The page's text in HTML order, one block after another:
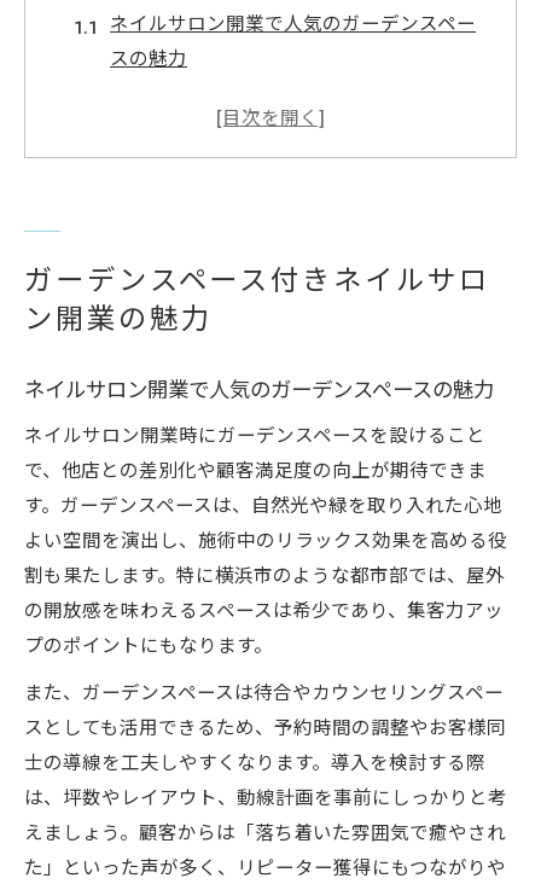
ネイルサロン開業で人気のガーデンスペー
スの魅力
する方法
シェアサロン利用時のガーデンスペース活
横浜市で快適なサロン空間を選ぶポイント
横浜で快適なネイルサロン空間選びの基準
シェアサロンとレンタルスペースの違いを
知る
ネイルサロン選びは設備と坪数が重要な理
由
横浜のネイルサロンで重視すべき機能性と
は
快適なネイルサロン空間作りに役立つ設備
理想の坪数で実現するネイルサロン運営術
ネイルサロンに適した坪数の選び方と目安
快適なネイルサロン運営に必要な坪数とは
シェアサロンで迷わない坪数基準の考え方
ガーデンスペース付きネイルサロ
ン開業の魅力
ネイルサロン開業で人気のガーデンスペースの魅力
ネイルサロン開業時にガーデンスペースを設けること
で、他店との差別化や顧客満足度の向上が期待できま
す。ガーデンスペースは、自然光や緑を取り入れた心地
よい空間を演出し、施術中のリラックス効果を高める役
割も果たします。特に横浜市のような都市部では、屋外
の開放感を味わえるスペースは希少であり、集客力アッ
プのポイントにもなります。
また、ガーデンスペースは待合やカウンセリングスペー
スとしても活用できるため、予約時間の調整やお客様同
士の導線を工夫しやすくなります。導入を検討する際
は、坪数やレイアウト、動線計画を事前にしっかりと考
えましょう。顧客からは「落ち着いた雰囲気で癒やされ
た」といった声が多く、リピーター獲得にもつながりや